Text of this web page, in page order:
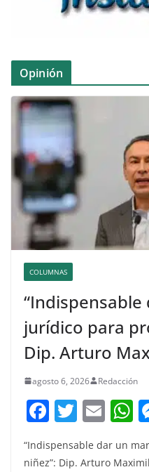
Opinión
COLUMNAS
jurídico para
Dip. Arturo
agosto 6, 2026 Redacción
F
c
T
w
itt
E
ai
“Indispensable dar un
niñez”: Dip. Arturo